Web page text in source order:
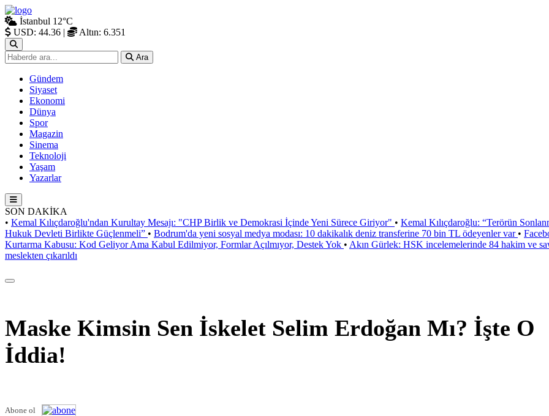
İstanbul 12°C
USD: 44.36 | Altın: 6.351
Ara
Gündem
Siyaset
Ekonomi
Dünya
Spor
Magazin
Sinema
Teknoloji
Yaşam
Yazarlar
SON DAKİKA
• Kemal Kılıçdaroğlu'ndan Kurultay Mesajı: "CHP Birlik ve Demokrasi İçinde Yeni Sürece Giriyor" • Kemal Kılıçdaroğlu: “Terörün
Hukuk Devleti Birlikte Güçlenmeli” • Bodrum'da yeni sosyal medya modası: 10 dakikalık deniz transferine 70 bin TL ödeyenler var •
Kurtarma Kabusu: Kod Geliyor Ama Kabul Edilmiyor, Formlar Açılmıyor, Destek Yok • Akın Gürlek: HSK incelemelerinde 84 hakim ve
meslekten çıkarıldı
Maske Kimsin Sen İskelet Selim Erdoğan Mı? İşte O
İddia!
Abone ol